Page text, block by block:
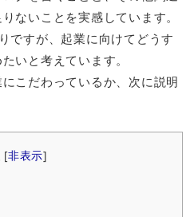
ないことを実感しています。
ですが、起業に向けてどうす
いと考えています。
こだわっているか、次に説明
[非表示]